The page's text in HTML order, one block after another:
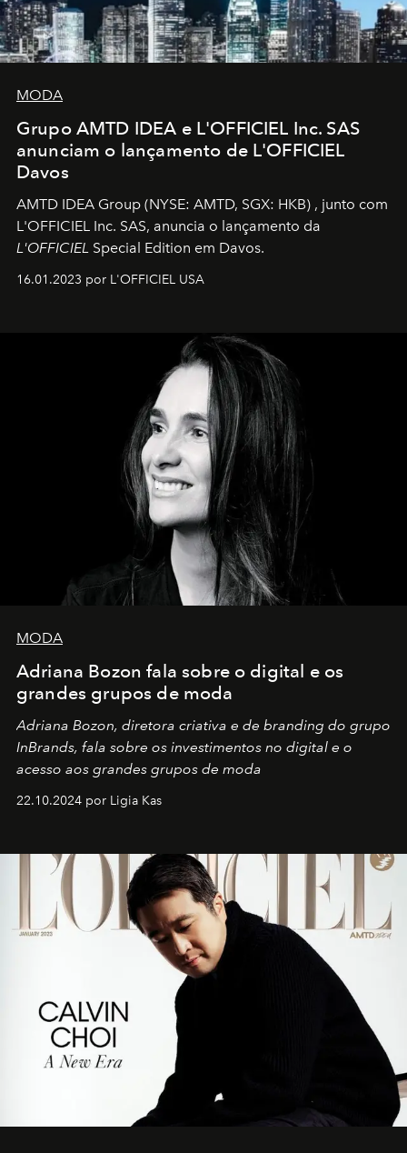
MODA
Grupo AMTD IDEA e L'OFFICIEL Inc. SAS
anunciam o lançamento de L'OFFICIEL
Davos
AMTD IDEA Group (NYSE: AMTD, SGX: HKB) , junto com
L'OFFICIEL Inc. SAS, anuncia o lançamento da
L'OFFICIEL Special Edition em Davos.
16.01.2023 por L'OFFICIEL USA
MODA
Adriana Bozon fala sobre o digital e os
grandes grupos de moda
Adriana Bozon, diretora criativa e de branding do grupo
InBrands, fala sobre os investimentos no digital e o
acesso aos grandes grupos de moda
22.10.2024 por Ligia Kas